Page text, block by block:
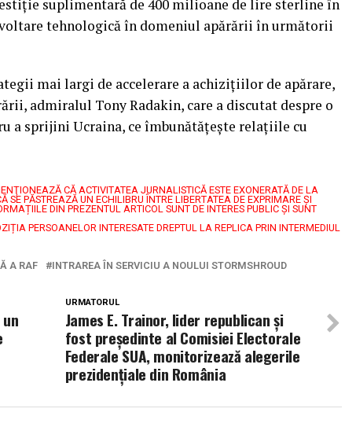
suplimentară de 400 milioane de lire sterline în
tehnologică în domeniul apărării în următorii
mai largi de accelerare a achizițiilor de apărare,
admiralul Tony Radakin, care a discutat despre o
a sprijini Ucraina, ce îmbunătățește relațiile cu
CĂ ACTIVITATEA JURNALISTICĂ ESTE EXONERATĂ DE LA
SE PĂSTREAZĂ UN ECHILIBRU ÎNTRE LIBERTATEA DE EXPRIMARE ŞI
DIN PREZENTUL ARTICOL SUNT DE INTERES PUBLIC ȘI SUNT
PERSOANELOR INTERESATE DREPTUL LA REPLICA PRIN INTERMEDIUL
A RAF INTRAREA ÎN SERVICIU A NOULUI STORMSHROUD
URMATORUL
James E. Trainor, lider republican și
fost președinte al Comisiei Electorale
Federale SUA, monitorizează alegerile
prezidențiale din România